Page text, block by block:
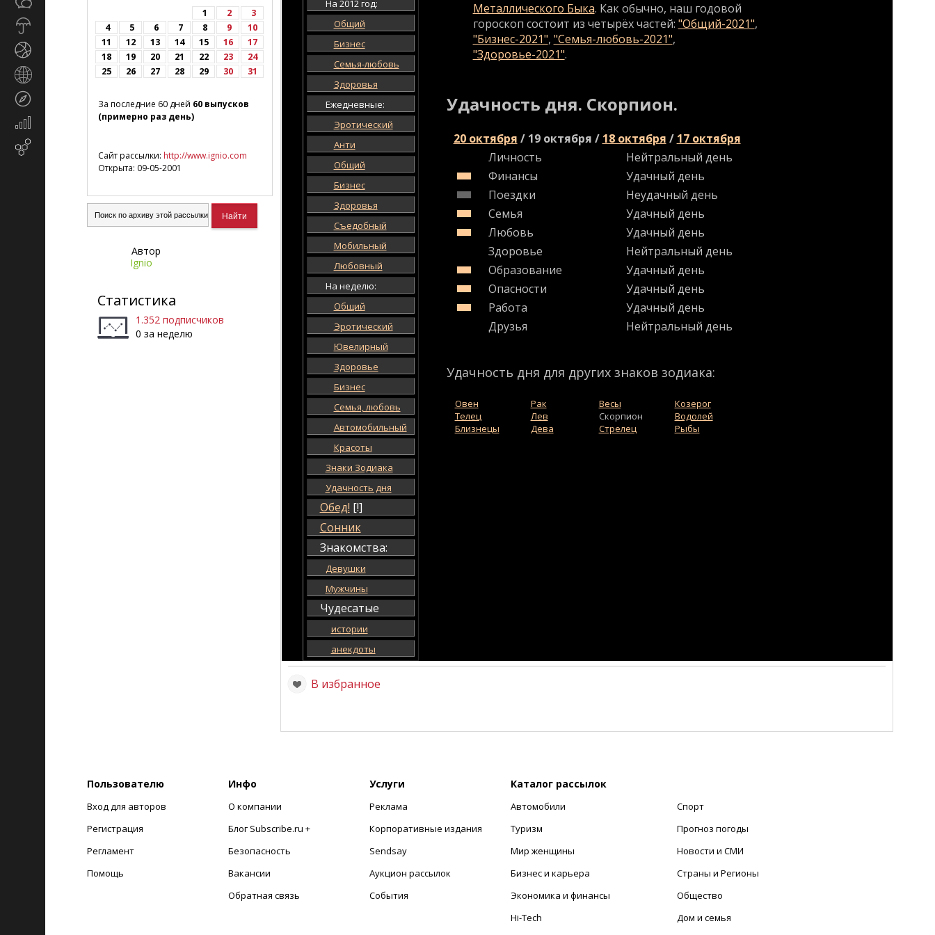
Экономика
маркетинг
1 2
3
4
5 6 7 8 9
10
11
12 13 14 15 16
17
18
19 20 21 22 23
24
25
26 27 28 29 30 31
За последние 60 дней 60 выпусков
(примерно раз день)
Сайт рассылки: http://www.ignio.com
Открыта: 09-05-2001
Автор
Ignio
Статистика
1.352 подписчиков
0 за неделю
На 2012 год:
Общий
Бизнес
Семья-любовь
Здоровья
Ежедневные:
Эротический
Анти
Общий
Бизнес
Здоровья
Съедобный
Мобильный
Любовный
На неделю:
Общий
Эротический
Ювелирный
Здоровье
Бизнес
Семья, любовь
Автомобильный
Красоты
Знаки Зодиака
Удачность дня
Обед! [!]
Сонник
Знакомства:
Девушки
Мужчины
Чудесатые
истории
анекдоты
Металлического Быка. Как обычно, наш годовой
гороскоп состоит из четырёх частей: "Общий-2021",
"Бизнес-2021", "Семья-любовь-2021",
"Здоровье-2021".
Удачность дня. Скорпион.
20 октября / 19 октября / 18 октября / 17 октября
Личность
Нейтральный день
Финансы
Удачный день
Поездки
Неудачный день
Семья
Удачный день
Любовь
Удачный день
Здоровье
Нейтральный день
Образование
Удачный день
Опасности
Удачный день
Работа
Удачный день
Друзья
Нейтральный день
Удачность дня для других знаков зодиака:
Овен
Телец
Близнецы
Рак
Лев
Дева
Весы
Скорпион
Стрелец
Козерог
Водолей
Рыбы
В избранное
Пользователю
Вход для авторов
Регистрация
Регламент
Помощь
Инфо
О компании
Блог Subscribe.ru +
Безопасность
Вакансии
Обратная связь
Услуги
Реклама
Корпоративные издания
Sendsay
Аукцион рассылок
События
Каталог рассылок
Автомобили
Туризм
Мир женщины
Бизнес и карьера
Экономика и финансы
Hi-Tech
Спорт
Прогноз погоды
Новости и СМИ
Страны и Регионы
Общество
Дом и семья